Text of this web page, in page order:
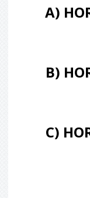
A)
B)
C)